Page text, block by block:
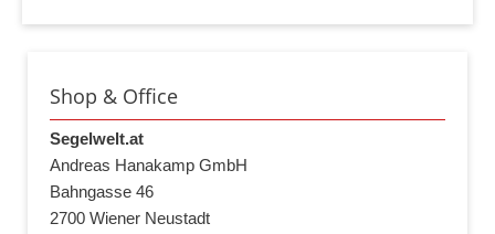
Shop & Office
Segelwelt.at
Andreas Hanakamp GmbH
Bahngasse 46
2700 Wiener Neustadt